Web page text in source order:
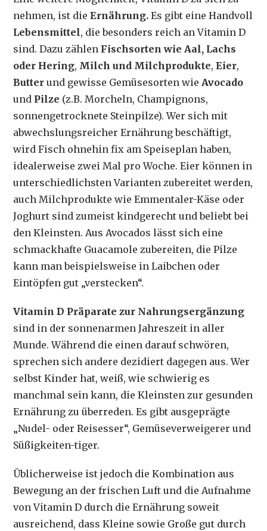
nehmen, ist dieErnährung. Es gibt eine Handvoll
Lebensmittel, die besonders reich an Vitamin D
sind. Dazu zählen Fischsorten wie Aal, Lachs
oder Hering, Milch und Milchprodukte,Eier,
Butter und gewisse Gemüsesorten wieAvocado
und Pilze (z.B. Morcheln, Champignons,
sonnengetrocknete Steinpilze). Wer sich mit
abwechslungsreicher Ernährung beschäftigt,
wird Fisch ohnehin fix am Speiseplan haben,
idealerweise zwei Mal pro Woche. Eier können in
unterschiedlichsten Varianten zubereitet werden,
auch Milchprodukte wie Emmentaler-Käse oder
Joghurt sind zumeist kindgerecht und beliebt bei
den Kleinsten. Aus Avocados lässt sich eine
schmackhafte Guacamole zubereiten, die Pilze
kann man beispielsweise in Laibchen oder
Eintöpfen gut „verstecken“.
Vitamin D Präparate zur Nahrungsergänzung
sind in der sonnenarmen Jahreszeit in aller
Munde. Während die einen darauf schwören,
sprechen sich andere dezidiert dagegen aus. Wer
selbst Kinder hat, weiß, wie schwierig es
manchmal sein kann, die Kleinsten zur gesunden
Ernährung zu überreden. Es gibt ausgeprägte
„Nudel- oder Reisesser“, Gemüseverweigerer und
Süßigkeiten-tiger.
Üblicherweise ist jedoch die Kombination aus
Bewegung an der frischen Luft und die Aufnahme
von Vitamin D durch die Ernährung soweit
ausreichend, dass Kleine sowie Große gut durch